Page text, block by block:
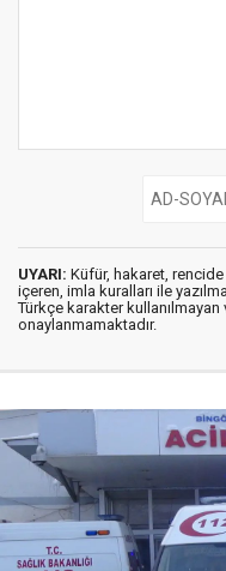
UYARI: Küfür, hakaret,
içeren, imla kuralları ile
Türkçe karakter
onaylanmamaktadır.